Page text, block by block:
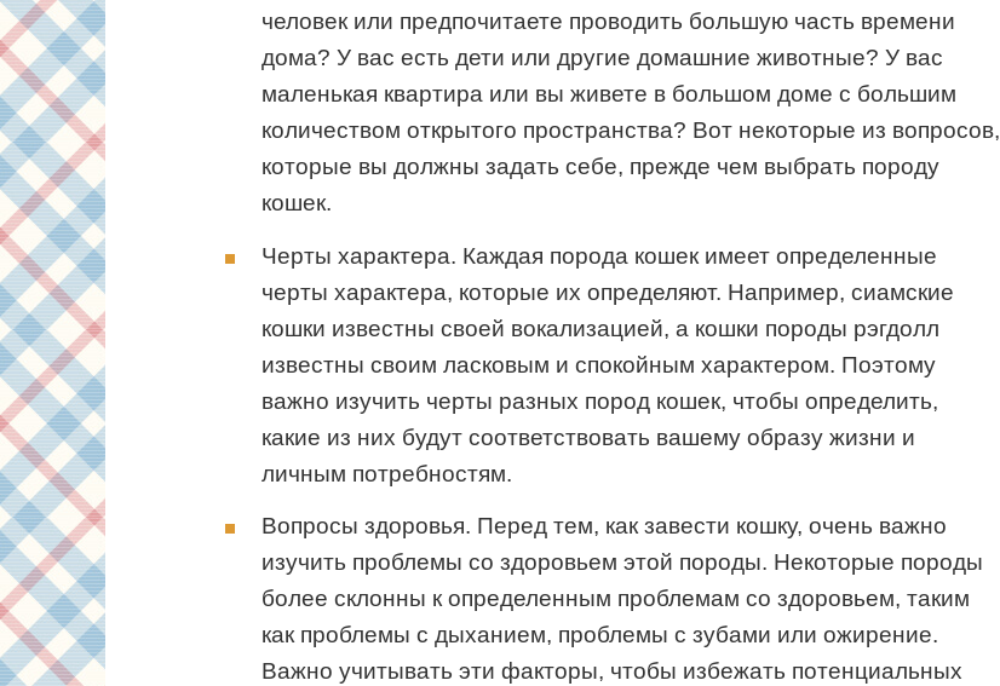
человек или предпочитаете проводить большую часть времени
дома? У вас есть дети или другие домашние животные? У вас
маленькая квартира или вы живете в большом доме с большим
количеством открытого пространства? Вот некоторые из вопросов,
которые вы должны задать себе, прежде чем выбрать породу
кошек.
Черты характера. Каждая порода кошек имеет определенные
черты характера, которые их определяют. Например, сиамские
кошки известны своей вокализацией, а кошки породы рэгдолл
известны своим ласковым и спокойным характером. Поэтому
важно изучить черты разных пород кошек, чтобы определить,
какие из них будут соответствовать вашему образу жизни и
личным потребностям.
Вопросы здоровья. Перед тем, как завести кошку, очень важно
изучить проблемы со здоровьем этой породы. Некоторые породы
более склонны к определенным проблемам со здоровьем, таким
как проблемы с дыханием, проблемы с зубами или ожирение.
Важно учитывать эти факторы, чтобы избежать потенциальных